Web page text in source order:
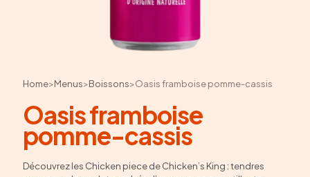
Home>Menus>Boissons>Oasis framboise pomme-cassis
Oasis framboise
pomme-cassis
Découvrez les Chicken piece de Chicken’s King : tendres